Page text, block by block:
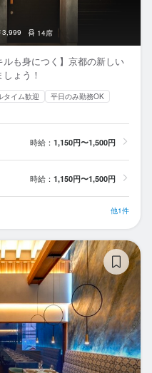
3,999 14席
ルも身につく】京都の新しい
ょう！
タイム歓迎
平日のみ勤務OK
時給： 1,150円〜1,500円
時給： 1,150円〜1,500円
他1件